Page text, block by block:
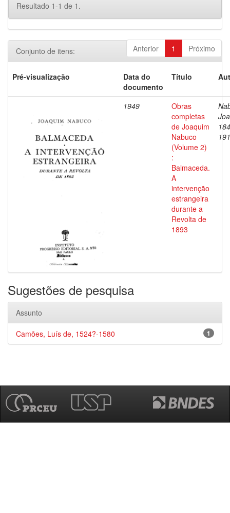
Resultado 1-1 de 1.
Anterior 1 Próximo
Conjunto de itens:
Pré-visualização
Data do
documento
Título
1949
Obras
completas
de Joaquim
Nabuco
(Volume 2)
:
Balmaceda.
A
intervenção
estrangeira
durante a
Revolta de
1893
Sugestões de pesquisa
Assunto
1
Camões, Luís de, 1524?-1580